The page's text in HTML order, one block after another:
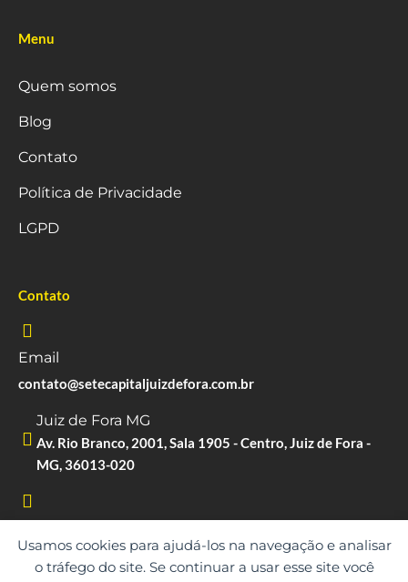
Usamos cookies para ajudá-los na navegação e analisar
o tráfego do site. Se continuar a usar esse site você
Menu
Quem somos
Blog
Contato
Política de Privacidade
LGPD
Contato
Email
contato@setecapitaljuizdefora.com.br
Juiz de Fora MG
Av. Rio Branco, 2001, Sala 1905 - Centro, Juiz de Fora -
MG, 36013-020
(61) 99530-9873